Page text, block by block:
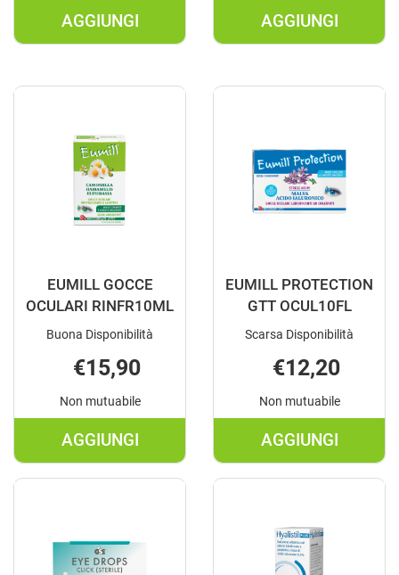
AGGIUNGI
AGGIUNGI EUMILL
OCUL
AGGIUNGI
AGGIUNGI
OCULARI
EUMILL GOCCE
OCULARI RINFR10ML
Buona Disponibilità
€15,90
Non mutuabile
AGGIUNGI
AGGIUNGI EUMILL
GOCCE
CARRELLO
EUMILL PROTECTION
GTT OCUL10FL
Scarsa Disponibilità
€12,20
Non mutuabile
AGGIUNGI
AGGIUNGI
PROTECTION
OCUL10FL
CARRELLO